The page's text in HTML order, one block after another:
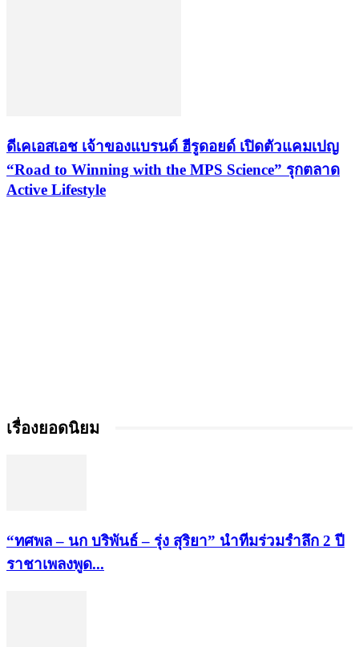
ดีเคเอสเอช เจ้าของแบรนด์ ฮีรูดอยด์ เปิดตัวแคมเปญ
“Road to Winning with the MPS Science” รุกตลาด
Active Lifestyle
เรื่องยอดนิยม
“ทศพล – นก บริพันธ์ – รุ่ง สุริยา” นำทีมร่วมรำลึก 2 ปี
ราชาเพลงพูด...